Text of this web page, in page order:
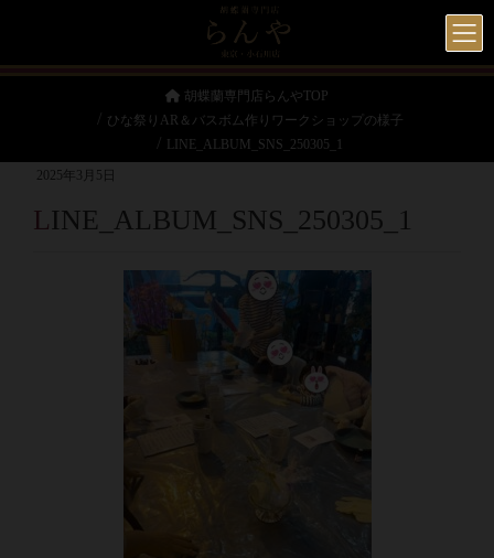
胡蝶蘭専門店らんやTOP
ひな祭りAR＆バスボム作りワークショップの様子
LINE_ALBUM_SNS_250305_1
2025年3月5日
LINE_ALBUM_SNS_250305_1